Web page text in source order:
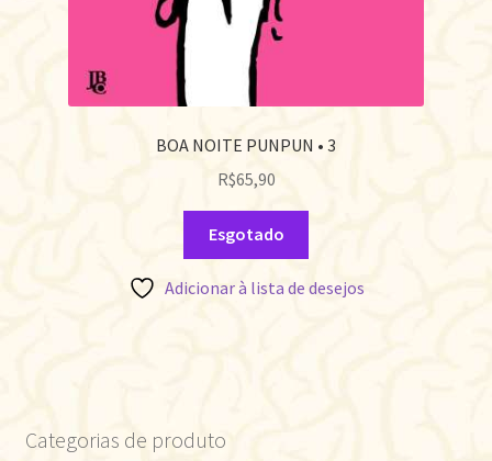
BOA NOITE PUNPUN • 3
R$65,90
Esgotado
Adicionar à lista de desejos
Categorias de produto